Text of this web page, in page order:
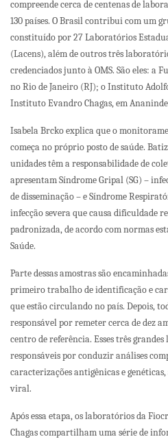
compreende cerca de centenas de
130 países. O Brasil contribui com um
constituído por 27 Laboratórios
(Lacens), além de outros três
credenciados junto à OMS. São eles: a
no Rio de Janeiro (RJ); o Instituto
Instituto Evandro Chagas, em
Isabela Brcko explica que o
começa no próprio posto de saúde.
unidades têm a responsabilidade de
apresentam Síndrome Gripal (SG) –
de disseminação – e Síndrome
infecção severa que causa dificuldade
padronizada, de acordo com normas
Saúde.
Parte dessas amostras são
primeiro trabalho de identificação e
que estão circulando no país. Depois,
responsável por remeter cerca de dez
centro de referência. Esses três
responsáveis por conduzir análises
caracterizações antigênicas e
viral.
Após essa etapa, os laboratórios da
Chagas compartilham uma série de